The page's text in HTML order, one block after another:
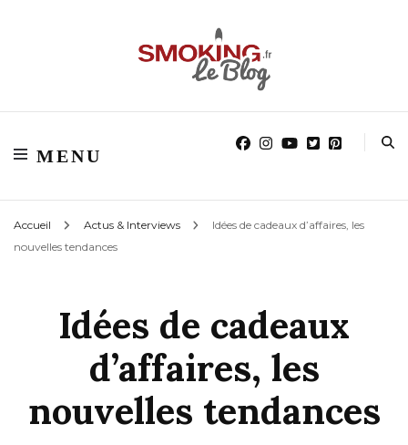
Blog smoking.fr
MENU
Accueil Actus & Interviews
Idées de cadeaux d’affaires, les
nouvelles tendances
Idées de cadeaux
d’affaires, les
nouvelles tendances